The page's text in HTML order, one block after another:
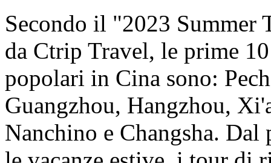
Secondo il "2023 Summer
da Ctrip Travel, le prime
popolari in Cina sono:
Guangzhou, Hangzhou,
Nanchino e Changsha.